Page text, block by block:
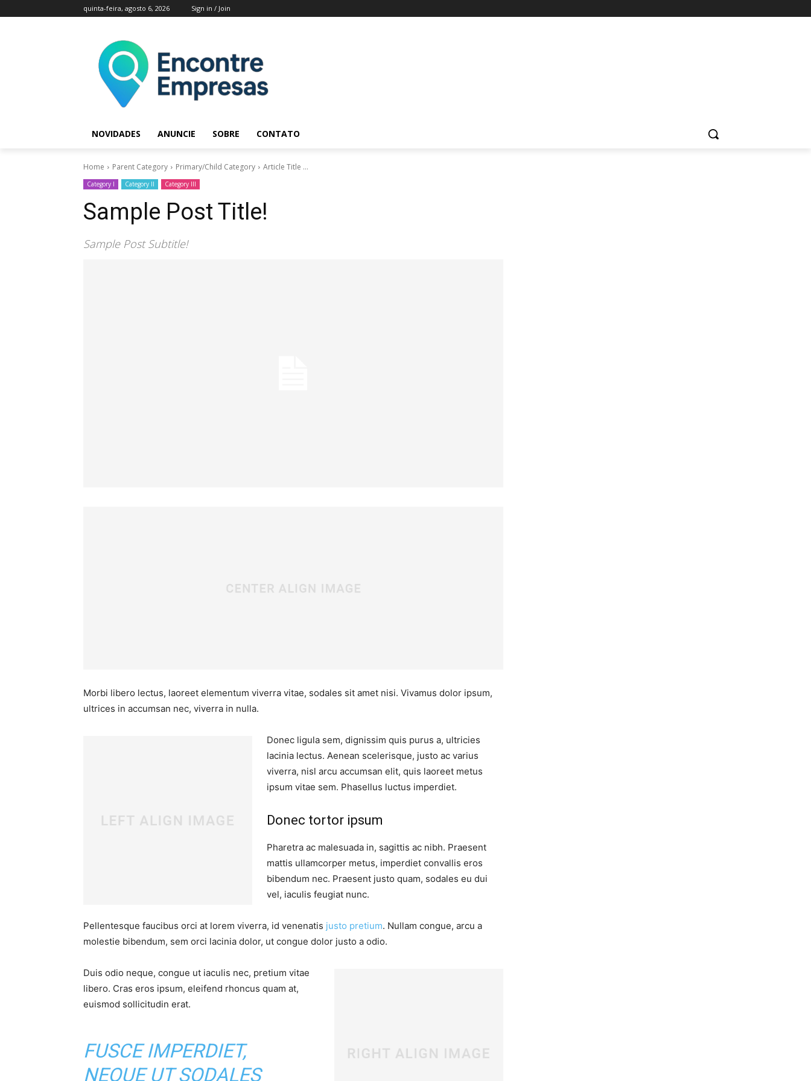
quinta-feira, agosto 6, 2026 Sign in / Join
NOVIDADES ANUNCIE SOBRE CONTATO
Home Parent Category Primary/Child Category Article Title ...
Category I Category II Category III
Sample Post Title!
Sample Post Subtitle!
Morbi libero lectus, laoreet elementum viverra vitae, sodales sit amet nisi. Vivamus dolor ipsum,
ultrices in accumsan nec, viverra in nulla.
Donec ligula sem, dignissim quis purus a, ultricies
lacinia lectus. Aenean scelerisque, justo ac varius
viverra, nisl arcu accumsan elit, quis laoreet metus
ipsum vitae sem. Phasellus luctus imperdiet.
Donec tortor ipsum
Pharetra ac malesuada in, sagittis ac nibh. Praesent
mattis ullamcorper metus, imperdiet convallis eros
bibendum nec. Praesent justo quam, sodales eu dui
vel, iaculis feugiat nunc.
Pellentesque faucibus orci at lorem viverra, id venenatis justo pretium. Nullam congue, arcu a
molestie bibendum, sem orci lacinia dolor, ut congue dolor justo a odio.
Duis odio neque, congue ut iaculis nec, pretium vitae
libero. Cras eros ipsum, eleifend rhoncus quam at,
euismod sollicitudin erat.
FUSCE IMPERDIET,
NEQUE UT SODALES